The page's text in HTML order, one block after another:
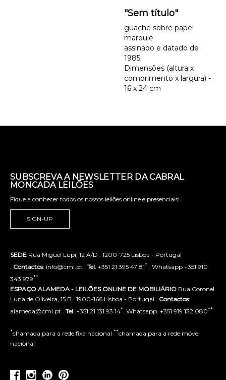
"Sem título"
guache sobre papel
maroulé
assinado e datado de
1985
Dimensões (altura x
comprimento x largura) -
16 x 24 cm
SUBSCREVA A NEWSLETTER DA CABRAL
MONCADA LEILÕES
Fique a conhecer todos os nossos leilões online e presenciais!
SIGN-UP
SEDE Rua Miguel Lupi, 12 A/D . 1200-725 Lisboa - Portugal
Contactos: info@cml.pt . Tel. +351 21 395 47 81* . Whatsapp +351 910
343 979**
ESPAÇO ALAMEDA - LEILÕES ONLINE DE MOBILIÁRIO Rua Coronel
Luna de Oliveira, 15 B . 1900-166 Lisboa - Portugal . Contactos:
alameda@cml.pt . Tel. +351 21 131 93 14* . Whatsapp. +351 919 132 080**
*chamada para a rede fixa nacional **chamada para a rede móvel
nacional